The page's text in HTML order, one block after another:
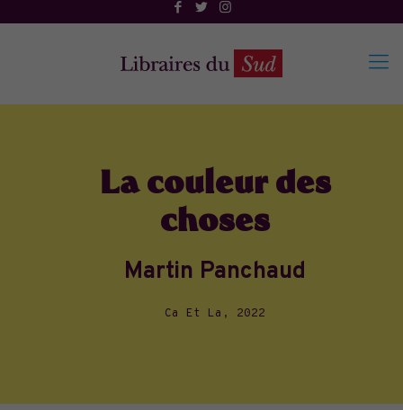
La couleur des
choses
Martin Panchaud
Ca Et La, 2022